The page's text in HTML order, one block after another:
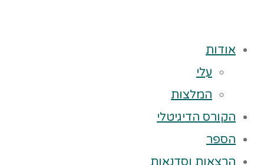
אודות
עלי
המלצות
הקורס הדיגיטלי
הספר
הרצאות וסדנאות